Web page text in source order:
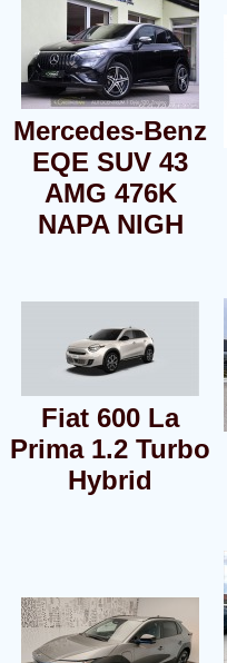
Mercedes-Benz
EQE SUV 43
AMG 476K
NAPA NIGH
Fiat 600 La
Prima 1.2 Turbo
Hybrid